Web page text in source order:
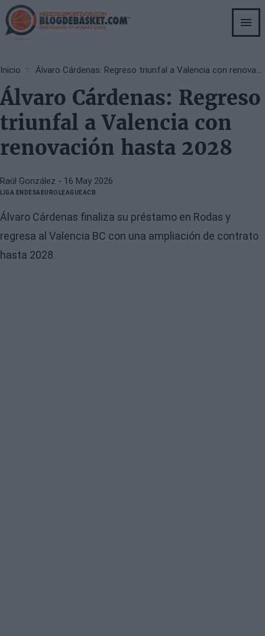
Skip
to
main
Breadcrumb
Inicio Álvaro Cárdenas: Regreso triunfal a Valencia con renovación hasta 2028
Álvaro Cárdenas: Regreso
triunfal a Valencia con
renovación hasta 2028
Raúl González - 16 May 2026
LIGA ENDESAEUROLEAGUEACB
Álvaro Cárdenas finaliza su préstamo en Rodas y
regresa al Valencia BC con una ampliación de contrato
hasta 2028.